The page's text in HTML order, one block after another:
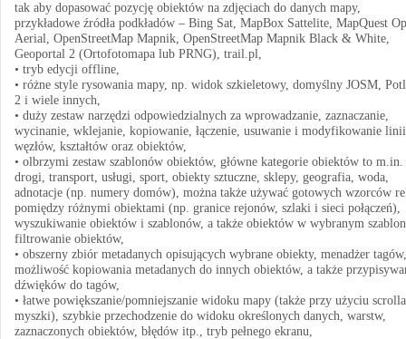
tak aby dopasować pozycję obiektów na zdjęciach do danych mapy,
przykładowe źródła podkładów – Bing Sat, MapBox Sattelite, MapQuest
Aerial, OpenStreetMap Mapnik, OpenStreetMap Mapnik Black & White,
Geoportal 2 (Ortofotomapa lub PRNG), trail.pl,
• tryb edycji offline,
• różne style rysowania mapy, np. widok szkieletowy, domyślny JOSM,
2 i wiele innych,
• duży zestaw narzędzi odpowiedzialnych za wprowadzanie, zaznaczanie,
wycinanie, wklejanie, kopiowanie, łączenie, usuwanie i modyfikowanie
węzłów, kształtów oraz obiektów,
• olbrzymi zestaw szablonów obiektów, główne kategorie obiektów to m.in.
drogi, transport, usługi, sport, obiekty sztuczne, sklepy, geografia, woda,
adnotacje (np. numery domów), można także używać gotowych wzorców
pomiędzy różnymi obiektami (np. granice rejonów, szlaki i sieci połączeń),
wyszukiwanie obiektów i szablonów, a także obiektów w wybranym
filtrowanie obiektów,
• obszerny zbiór metadanych opisujących wybrane obiekty, menadżer tagów,
możliwość kopiowania metadanych do innych obiektów, a także
dźwięków do tagów,
• łatwe powiększanie/pomniejszanie widoku mapy (także przy użyciu scrolla
myszki), szybkie przechodzenie do widoku określonych danych, warstw,
zaznaczonych obiektów, błędów itp., tryb pełnego ekranu,